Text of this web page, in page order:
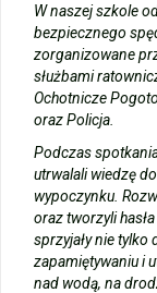
W naszej szkole
bezpiecznego
zorganizowane
służbami
Ochotnicze
oraz Policja.
Podczas
utrwalali wiedzę
wypoczynku.
oraz tworzyli
sprzyjały nie tylko
zapamiętywaniu i
nad wodą, na